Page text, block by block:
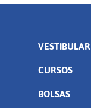
VESTIBULAR
CURSOS
BOLSAS